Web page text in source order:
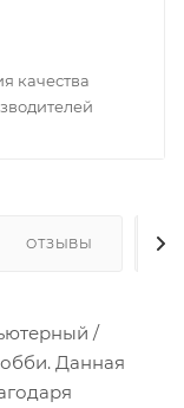
качества
ОТЗЫВЫ
/
Данная